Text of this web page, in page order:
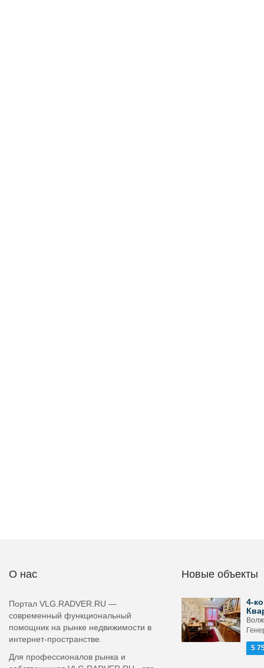
О нас
Портал VLG.RADVER.RU —
современный функциональный
помощник на рынке недвижимости в
интернет-пространстве.
Для профессионалов рынка и
Новые объекты
4-
5